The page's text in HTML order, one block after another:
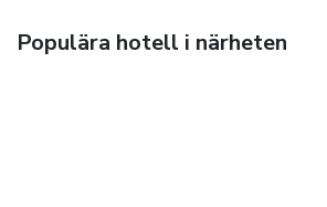
Populära hotell i närheten